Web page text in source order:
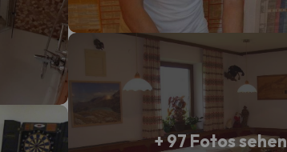
zurück sein.
+ 97 Fotos sehen